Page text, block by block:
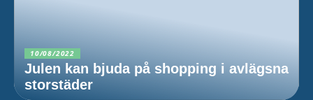
10/08/2022
Julen kan bjuda på shopping i avlägsna
storstäder